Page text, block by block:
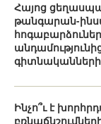
Հայոց
թանգարան-
Ինչո՞ւ է